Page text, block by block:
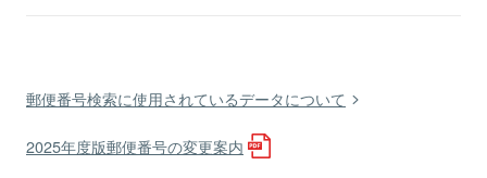
郵便番号検索に使用されているデータについて
2025年度版郵便番号の変更案内